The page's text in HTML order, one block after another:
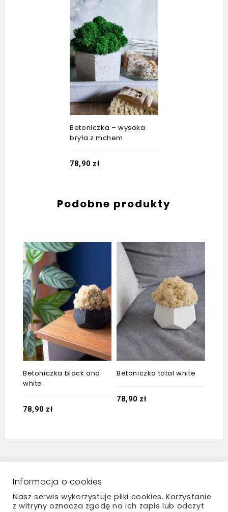
Betoniczka – wysoka
bryła z mchem
78,90 zł
Podobne produkty
Betoniczka black and
white
78,90 zł
Betoniczka total white
78,90 zł
Polityka prywatności
Kontakt
Informacja o cookies
Nasz serwis wykorzystuje pliki cookies. Korzystanie
z witryny oznacza zgodę na ich zapis lub odczyt